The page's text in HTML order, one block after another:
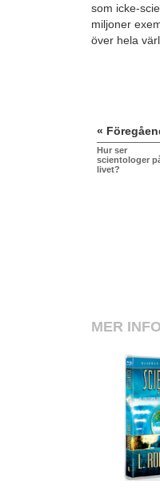
som icke-
miljoner
över hela
«
Hur ser
scientologer
livet?
MER